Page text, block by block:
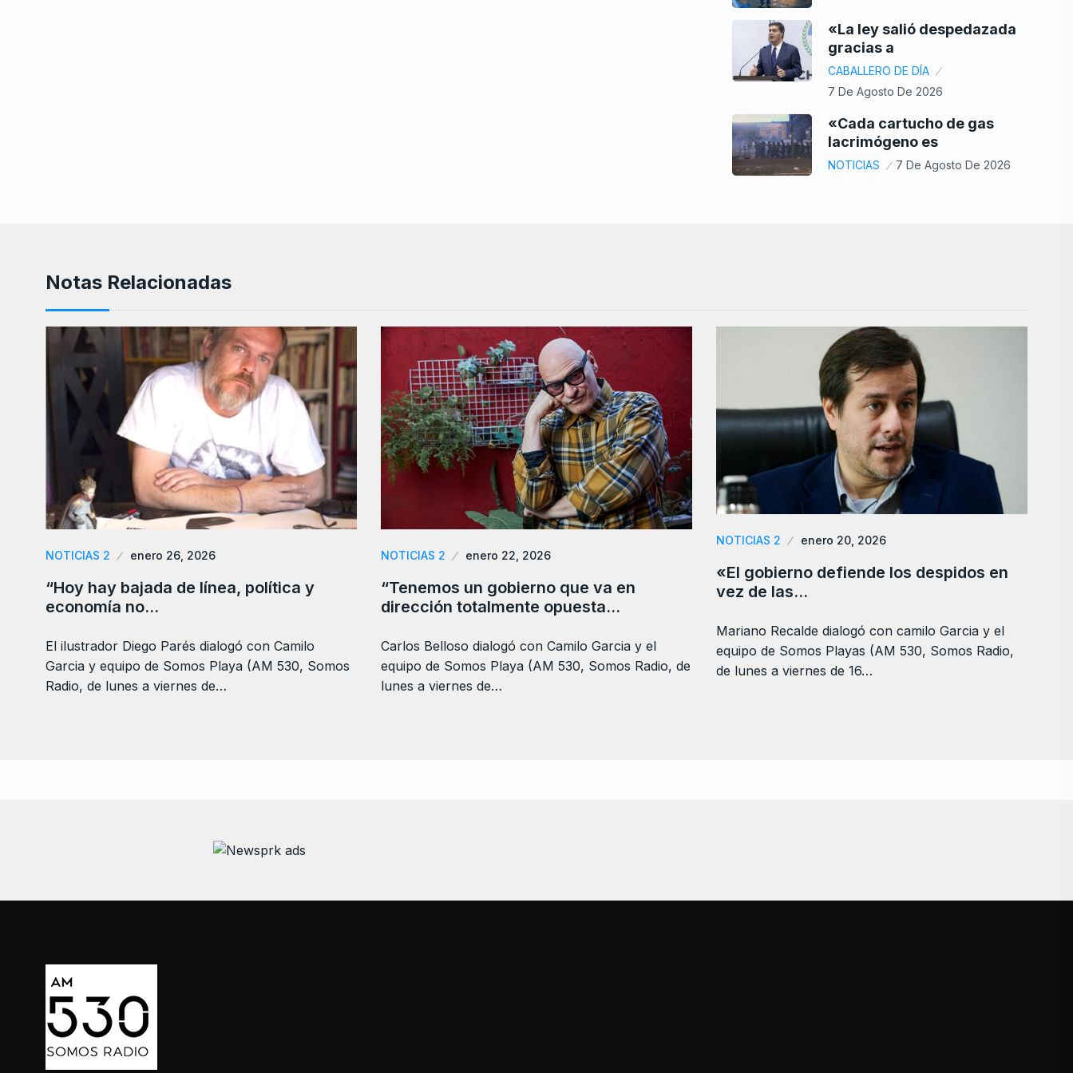
«La ley salió despedazada
gracias a
CABALLERO DE DÍA
7 De Agosto De 2026
«Cada cartucho de gas
lacrimógeno es
NOTICIAS 7 De Agosto De 2026
Notas Relacionadas
NOTICIAS 2 enero 26, 2026
“Hoy hay bajada de línea, política y
economía no…
El ilustrador Diego Parés dialogó con Camilo
Garcia y equipo de Somos Playa (AM 530, Somos
Radio, de lunes a viernes de…
NOTICIAS 2 enero 22, 2026
“Tenemos un gobierno que va en
dirección totalmente opuesta…
Carlos Belloso dialogó con Camilo Garcia y el
equipo de Somos Playa (AM 530, Somos Radio, de
lunes a viernes de…
NOTICIAS 2 enero 20, 2026
«El gobierno defiende los despidos en
vez de las…
Mariano Recalde dialogó con camilo Garcia y el
equipo de Somos Playas (AM 530, Somos Radio,
de lunes a viernes de 16…